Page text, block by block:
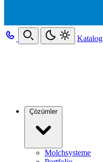
Katalog
Çözümler
Molchsysteme